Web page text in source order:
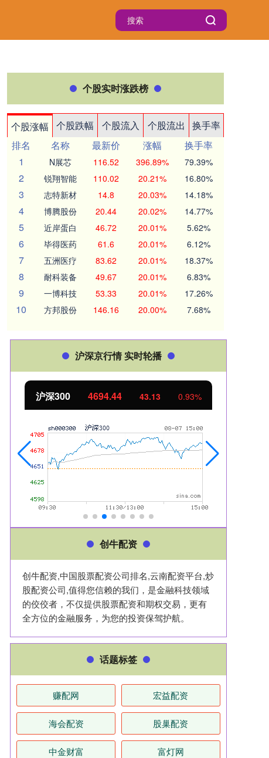
个股实时涨跌榜
个股涨幅 个股跌幅 个股流入 个股流出
换手率
排名
名称 最新价 涨幅
换手率
1
N展芯 116.52 396.89% 79.39%
2 锐翔智能 110.02 20.21% 16.80%
3 志特新材 14.8 20.03% 14.18%
4 博腾股份 20.44 20.02% 14.77%
5 近岸蛋白 46.72 20.01% 5.62%
6 毕得医药 61.6 20.01% 6.12%
7 五洲医疗 83.62 20.01% 18.37%
8 耐科装备 49.67 20.01% 6.83%
9 一博科技 53.33 20.01% 17.26%
10 方邦股份 146.16 20.00% 7.68%
沪深京行情 实时轮播
北证50 1134.24 11.37 1.01%
创牛配资
创牛配资,中国股票配资公司排名,云南配资平台,炒
股配资公司,值得您信赖的我们，是金融科技领域
的佼佼者，不仅提供股票配资和期权交易，更有
全方位的金融服务，为您的投资保驾护航。
话题标签
赚配网 宏益配资
海会配资 股巢配资
中金财富 富灯网